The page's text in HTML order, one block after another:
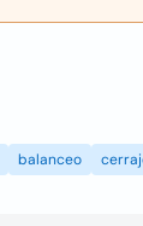
balanceo